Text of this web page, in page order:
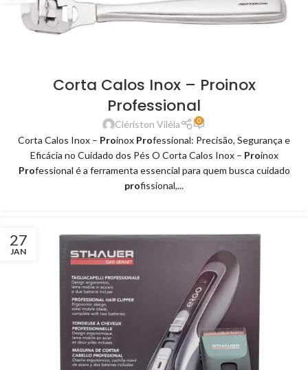
Corta Calos Inox – Proinox
Professional
Clériston Viléla 0
Corta Calos Inox – Proinox Professional: Precisão, Segurança e
Eficácia no Cuidado dos Pés O Corta Calos Inox – Proinox
Professional é a ferramenta essencial para quem busca cuidado
profissional,...
27
JAN